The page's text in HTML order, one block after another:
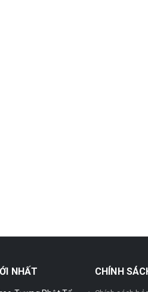
NHẤT CHÍNH